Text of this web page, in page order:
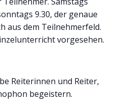
9.30, der genaue
aus dem Teilnehmerfeld.
vorgesehen.
Reiterinnen und Reiter,
begeistern.